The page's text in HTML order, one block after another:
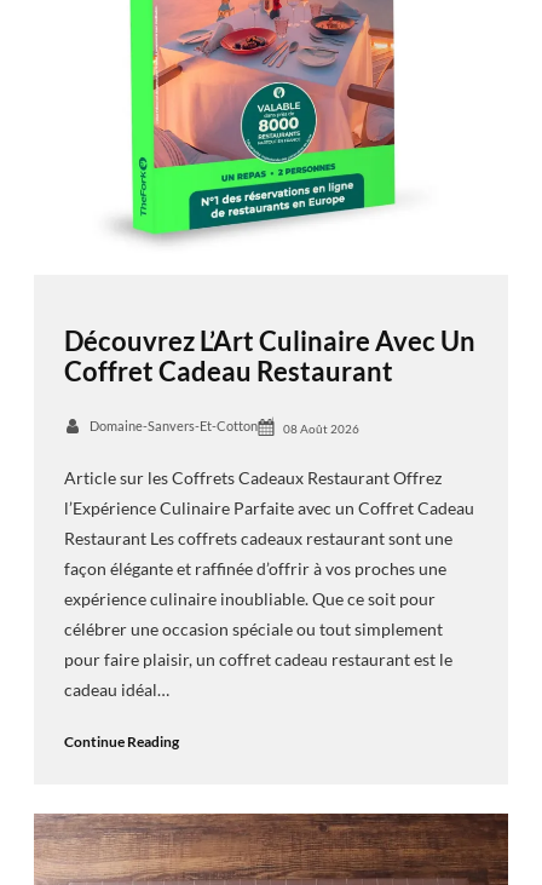
Découvrez L’Art Culinaire Avec Un
Coffret Cadeau Restaurant
Domaine-Sanvers-Et-Cotton 08 Août 2026
Article sur les Coffrets Cadeaux Restaurant Offrez
l’Expérience Culinaire Parfaite avec un Coffret Cadeau
Restaurant Les coffrets cadeaux restaurant sont une
façon élégante et raffinée d’offrir à vos proches une
expérience culinaire inoubliable. Que ce soit pour
célébrer une occasion spéciale ou tout simplement
pour faire plaisir, un coffret cadeau restaurant est le
cadeau idéal…
Continue Reading